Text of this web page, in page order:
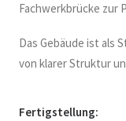
Fachwerkbrücke zur
Das Gebäude ist als
von klarer Struktur
Fertigstellung: